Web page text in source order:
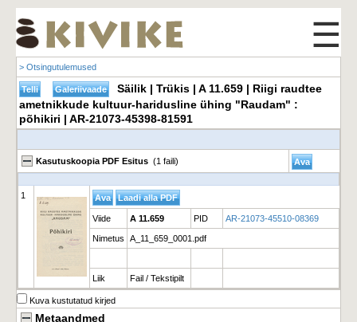
☰
> Otsingutulemused
Säilik | Trükis | A 11.659 | Riigi raudtee
ametnikkude kultuur-haridusline ühing "Raudam" :
põhikiri | AR-21073-45398-81591
Kasutuskoopia PDF Esitus (1 faili)
1
Viide A 11.659 PID AR-21073-45510-08369
Nimetus A_11_659_0001.pdf
Liik Fail / Tekstipilt
Kuva kustutatud kirjed
Metaandmed